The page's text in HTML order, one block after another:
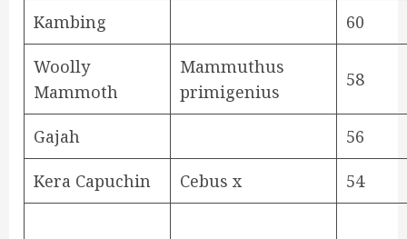
Kambing 60
Woolly
Mammoth
Mammuthus
primigenius
58
Gajah 56
Kera Capuchin Cebus x 54